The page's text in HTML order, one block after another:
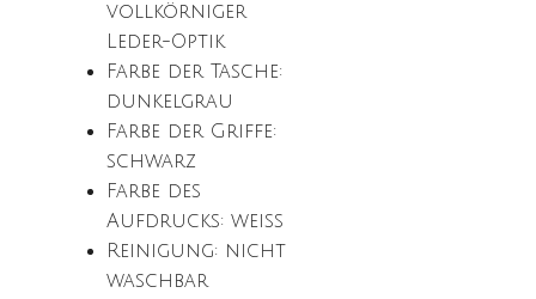
vollkörniger
Leder-Optik
Farbe der Tasche:
dunkelgrau
Farbe der Griffe:
schwarz
Farbe des
Aufdrucks: weiß
Reinigung: nicht
waschbar